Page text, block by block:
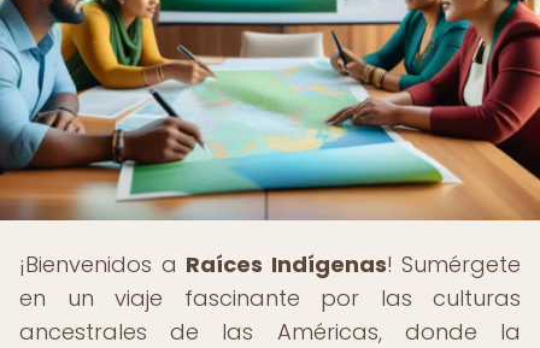
¡Bienvenidos a Raíces Indígenas! Sumérgete
en un viaje fascinante por las culturas
ancestrales de las Américas, donde la